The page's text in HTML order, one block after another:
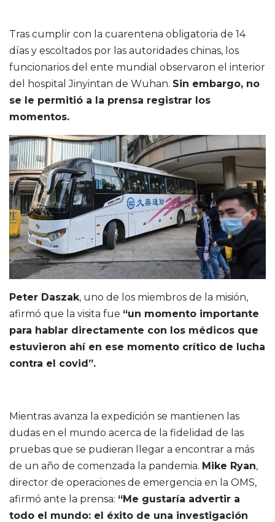
Tras cumplir con la cuarentena obligatoria de 14
días y escoltados por las autoridades chinas, los
funcionarios del ente mundial observaron el interior
del hospital Jinyintan de Wuhan. Sin embargo, no
se le permitió a la prensa registrar los
momentos.
Peter Daszak, uno de los miembros de la misión,
afirmó que la visita fue “un momento importante
para hablar directamente con los médicos que
estuvieron ahí en ese momento crítico de lucha
contra el covid”.
Mientras avanza la expedición se mantienen las
dudas en el mundo acerca de la fidelidad de las
pruebas que se pudieran llegar a encontrar a más
de un año de comenzada la pandemia. Mike Ryan,
director de operaciones de emergencia en la OMS,
afirmó ante la prensa: “Me gustaría advertir a
todo el mundo: el éxito de una investigación